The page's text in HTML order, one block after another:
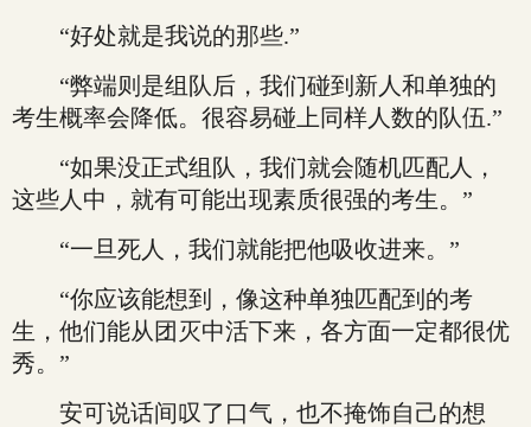
“好处就是我说的那些.”
“弊端则是组队后，我们碰到新人和单独的
考生概率会降低。很容易碰上同样人数的队伍.”
“如果没正式组队，我们就会随机匹配人，
这些人中，就有可能出现素质很强的考生。”
“一旦死人，我们就能把他吸收进来。”
“你应该能想到，像这种单独匹配到的考
生，他们能从团灭中活下来，各方面一定都很优
秀。”
安可说话间叹了口气，也不掩饰自己的想